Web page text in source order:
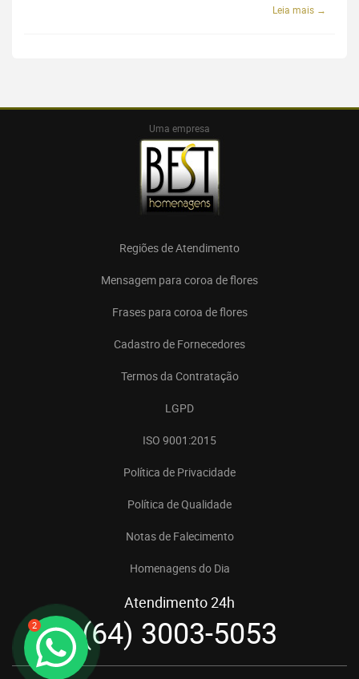
2
Leia mais →
Uma empresa
Regiões de Atendimento
Mensagem para coroa de flores
Frases para coroa de flores
Cadastro de Fornecedores
Termos da Contratação
LGPD
ISO 9001:2015
Política de Privacidade
Política de Qualidade
Notas de Falecimento
Homenagens do Dia
Atendimento 24h
(64) 3003-5053